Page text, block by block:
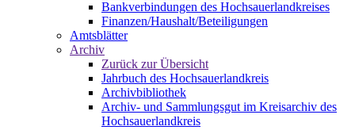
Bankverbindungen des Hochsauerlandkreises
Finanzen/Haushalt/Beteiligungen
Amtsblätter
Archiv
Zurück zur Übersicht
Jahrbuch des Hochsauerlandkreis
Archivbibliothek
Archiv- und Sammlungsgut im Kreisarchiv des
Hochsauerlandkreis